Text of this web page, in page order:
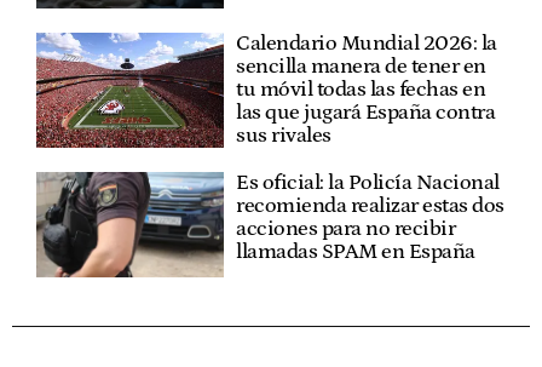
Calendario Mundial 2026: la
sencilla manera de tener en
tu móvil todas las fechas en
las que jugará España contra
sus rivales
Es oficial: la Policía Nacional
recomienda realizar estas dos
acciones para no recibir
llamadas SPAM en España